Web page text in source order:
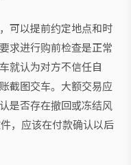
可以提前约定地点和时
求进行购前检查是正常
就认为对方不信任自
截图交车。大额交易应
是否存在撤回或冻结风
，应该在付款确认以后